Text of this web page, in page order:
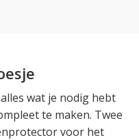
wat je nodig hebt
te maken. Twee
voor het